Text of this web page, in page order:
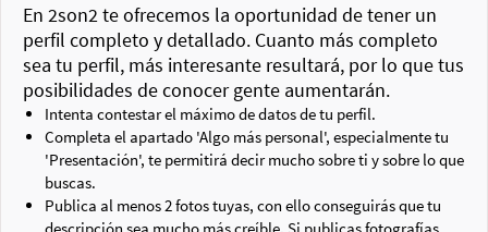
En 2son2 te ofrecemos la oportunidad de tener un
perfil completo y detallado. Cuanto más completo
sea tu perfil, más interesante resultará, por lo que tus
posibilidades de conocer gente aumentarán.
Intenta contestar el máximo de datos de tu perfil.
Completa el apartado 'Algo más personal', especialmente tu
'Presentación', te permitirá decir mucho sobre ti y sobre lo que
buscas.
Publica al menos 2 fotos tuyas, con ello conseguirás que tu
descripción sea mucho más creíble. Si publicas fotografías